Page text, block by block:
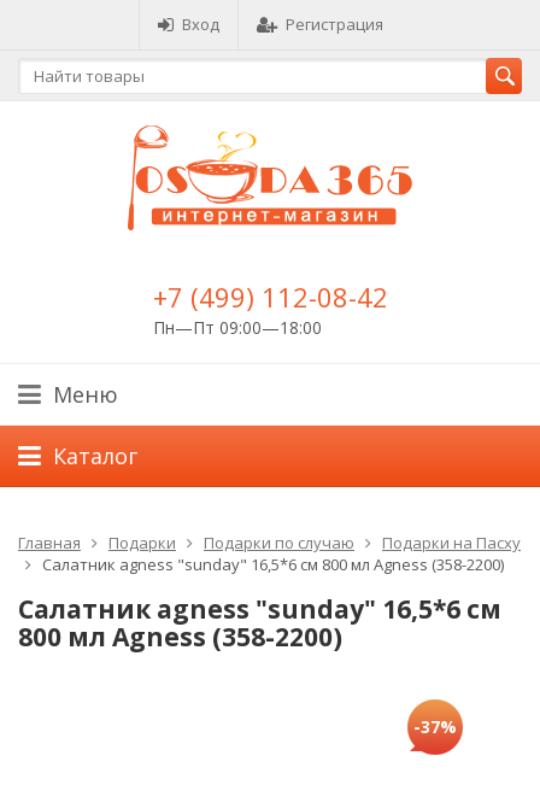
Вход Регистрация
+7 (499) 112-08-42
Пн—Пт 09:00—18:00
Меню
Каталог
Главная Подарки Подарки по случаю
Подарки на Пасху
Салатник agness "sunday" 16,5*6 см 800 мл Agness (358-2200)
Салатник agness "sunday" 16,5*6 см
800 мл Agness (358-2200)
-37%